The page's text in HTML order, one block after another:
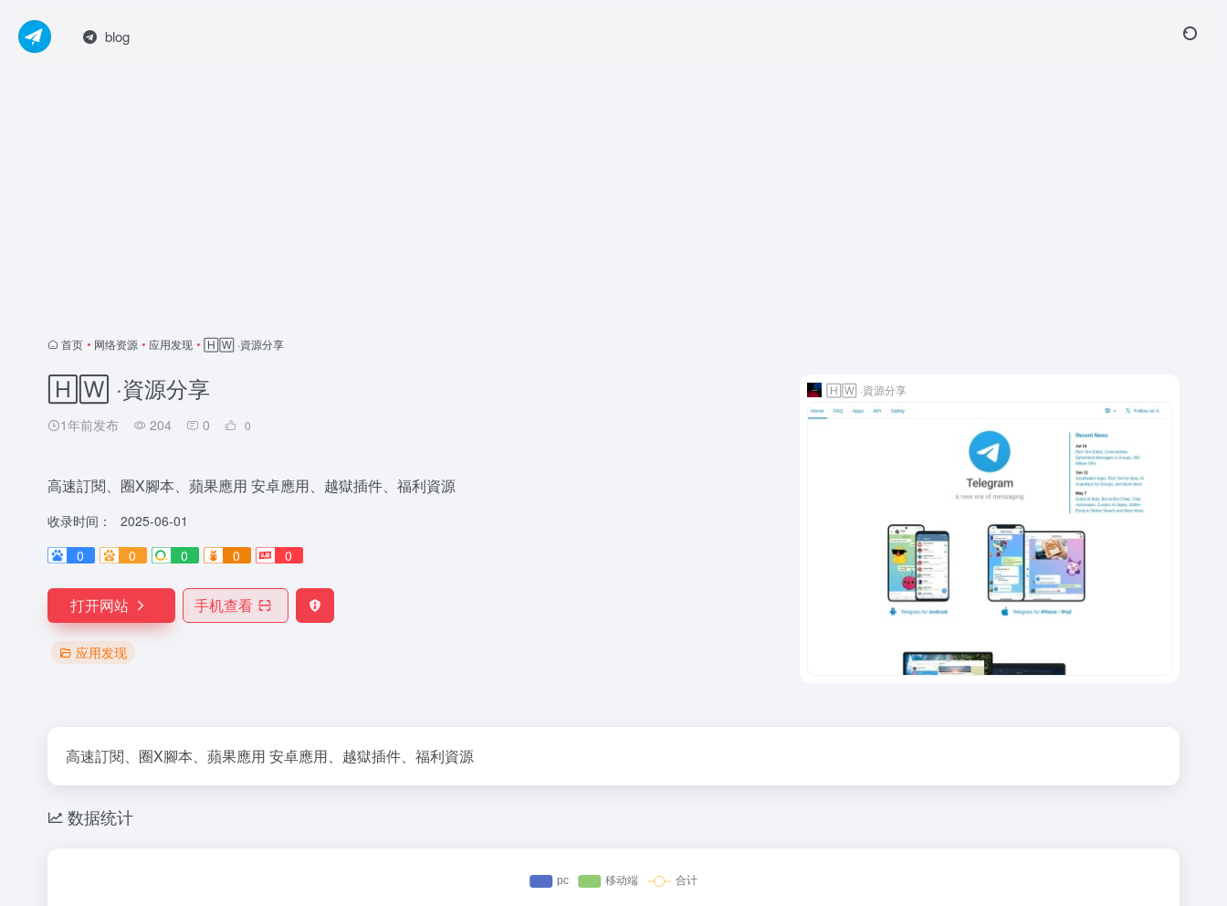
blog
首页 • 网络资源 • 应用发现 • 🄷🅆 ·資源分享
🄷🅆 ·資源分享
1年前发布 204 0 0
高速訂閱、圈X腳本、蘋果應用 安卓應用、越獄插件、福利資源
收录时间：
2025-06-01
0
0 0 0 0
打开网站 手机查看
应用发现
🄷🅆 ·資源分享
高速訂閱、圈X腳本、蘋果應用 安卓應用、越獄插件、福利資源
数据统计